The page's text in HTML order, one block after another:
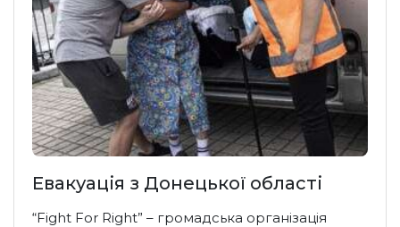
Евакуація з Донецької області
“Fight For Right” – громадська організація